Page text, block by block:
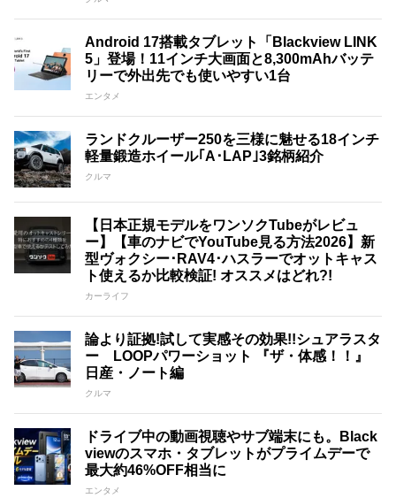
Android 17搭載タブレット「Blackview LINK
5」登場！11インチ大画面と8,300mAhバッテ
リーで外出先でも使いやすい1台
エンタメ
ランドクルーザー250を三様に魅せる18インチ
軽量鍛造ホイール｢A･LAP｣3銘柄紹介
クルマ
【日本正規モデルをワンソクTubeがレビュ
ー】【車のナビでYouTube見る方法2026】新
型ヴォクシー･RAV4･ハスラーでオットキャス
ト使えるか比較検証! オススメはどれ?!
カーライフ
論より証拠!試して実感その効果!!シュアラスタ
ー LOOPパワーショット 『ザ・体感！！』
日産・ノート編
クルマ
ドライブ中の動画視聴やサブ端末にも。Black
viewのスマホ・タブレットがプライムデーで
最大約46%OFF相当に
エンタメ